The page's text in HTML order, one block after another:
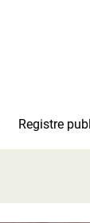
Registre